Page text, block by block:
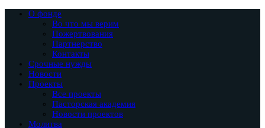
О фонде
Во что мы верим
Пожертвования
Партнерство
Контакты
Срочные нужды
Новости
Проекты
Все проекты
Пасторская академия
Новости проектов
Молитва